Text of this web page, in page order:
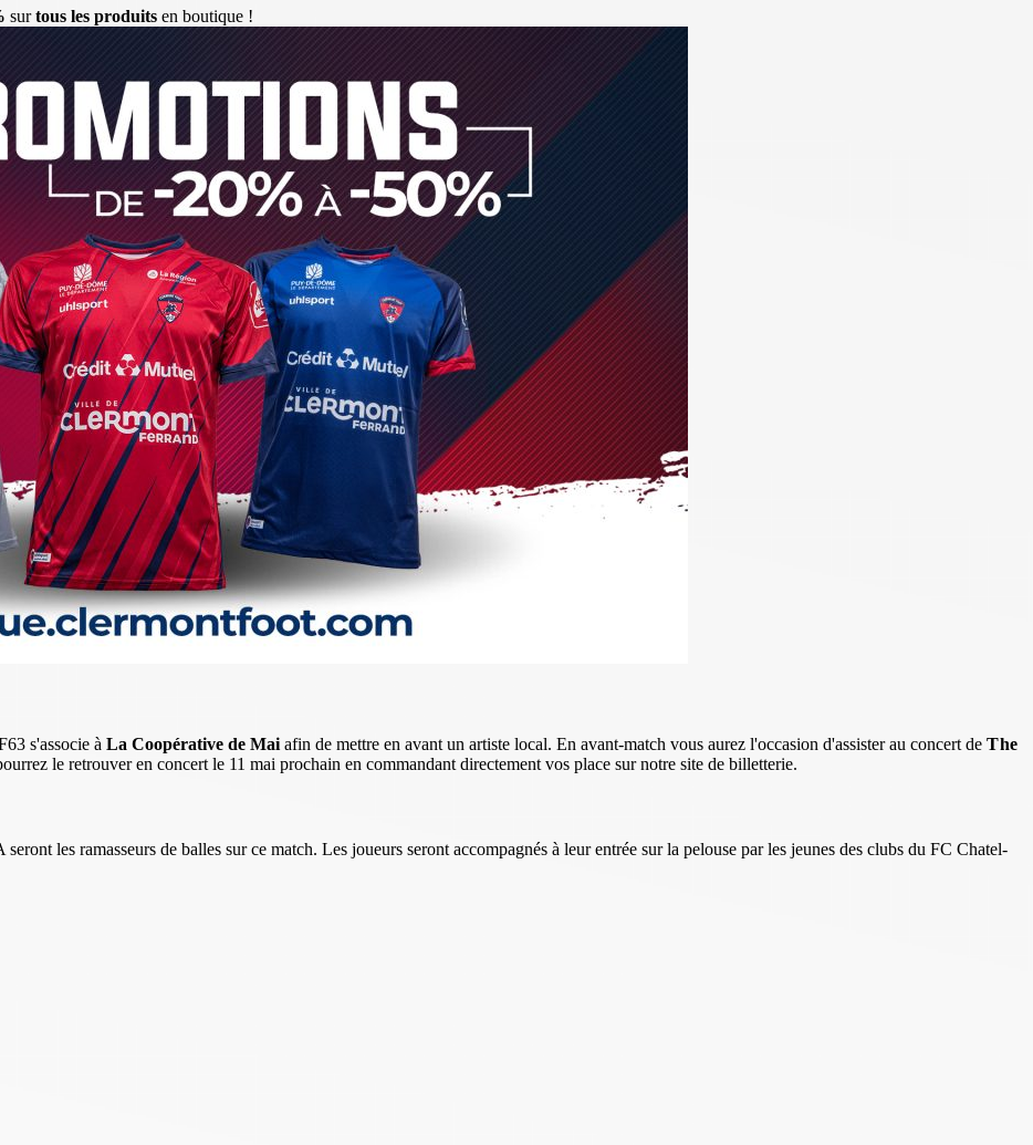
surtous les produits en boutique !
s'associe à La Coopérative de Mai afin de mettre en avant un artiste local. En avant-match vous aurez l'occasion d'assister au concert de The
le retrouver en concert le 11 mai prochain en commandant directement vos place sur notre site de billetterie.
les ramasseurs de balles sur ce match. Les joueurs seront accompagnés à leur entrée sur la pelouse par les jeunes des clubs du FC Chatel-